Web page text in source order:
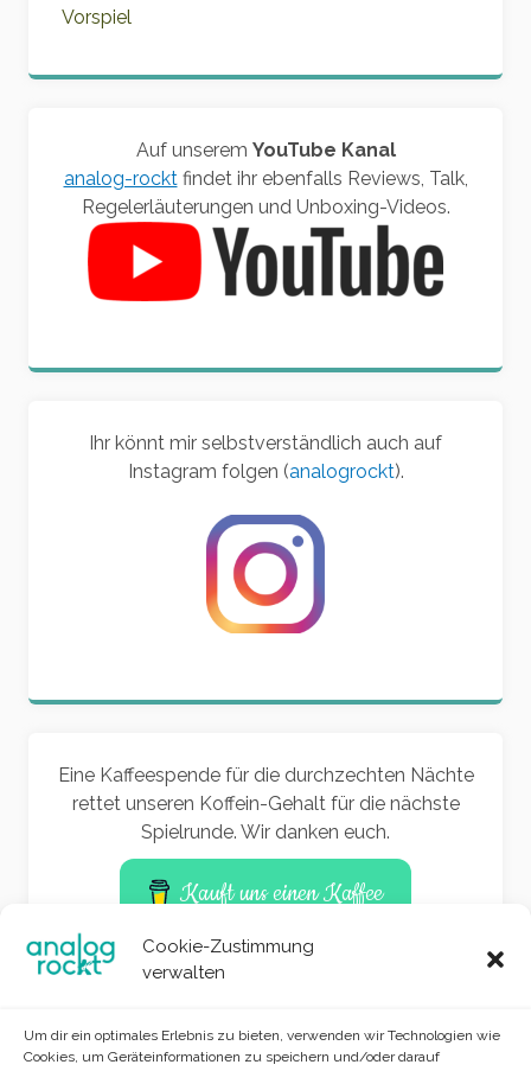
Cookie-Zustimmung
verwalten
Um dir ein optimales Erlebnis zu bieten, verwenden wir Technologien wie
Cookies, um Geräteinformationen zu speichern und/oder darauf
Vorspiel
Auf unserem YouTube Kanal
analog-rocktfindet ihr ebenfalls Reviews, Talk,
Regelerläuterungen und Unboxing-Videos.
Ihr könnt mir selbstverständlich auch auf
Instagram folgen (analogrockt).
Eine Kaffeespende für die durchzechten Nächte
rettet unseren Koffein-Gehalt für die nächste
Spielrunde. Wir danken euch.
Kauft uns einen Kaffee